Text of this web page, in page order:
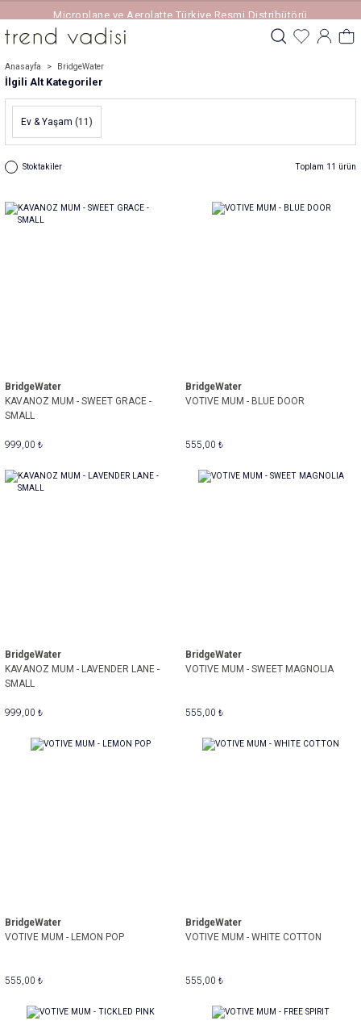
Microplane ve Aerolatte Türkiye Resmi Distribütörü
Anasayfa BridgeWater
İlgili Alt Kategoriler
Ev & Yaşam (11)
Stoktakiler Toplam 11 ürün
BridgeWater
KAVANOZ MUM - SWEET GRACE -
SMALL
999,00 ₺
BridgeWater
VOTIVE MUM - BLUE DOOR
555,00 ₺
BridgeWater
KAVANOZ MUM - LAVENDER LANE -
SMALL
999,00 ₺
BridgeWater
VOTIVE MUM - SWEET MAGNOLIA
555,00 ₺
BridgeWater
VOTIVE MUM - LEMON POP
555,00 ₺
BridgeWater
VOTIVE MUM - WHITE COTTON
555,00 ₺